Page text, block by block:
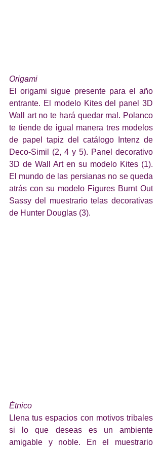
Origami
El origami sigue presente para el año
entrante. El modelo Kites del panel 3D
Wall art no te hará quedar mal. Polanco
te tiende de igual manera tres modelos
de papel tapiz del catálogo Intenz de
Deco-Simil (2, 4 y 5). Panel decorativo
3D de Wall Art en su modelo Kites (1).
El mundo de las persianas no se queda
atrás con su modelo Figures Burnt Out
Sassy del muestrario telas decorativas
de Hunter Douglas (3).
Étnico
Llena tus espacios con motivos tribales
si lo que deseas es un ambiente
amigable y noble. En el muestrario